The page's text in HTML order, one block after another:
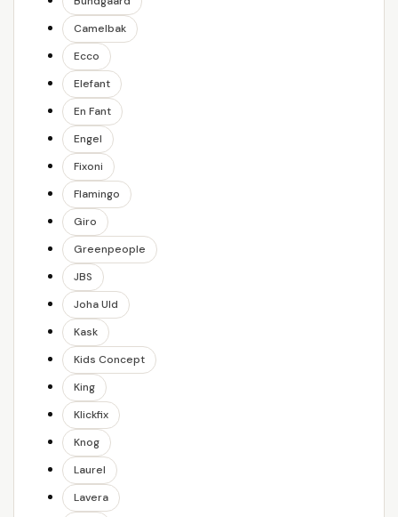
Camelbak
Ecco
Elefant
En Fant
Engel
Fixoni
Flamingo
Giro
Greenpeople
JBS
Joha Uld
Kask
Kids Concept
King
Klickfix
Knog
Laurel
Lavera